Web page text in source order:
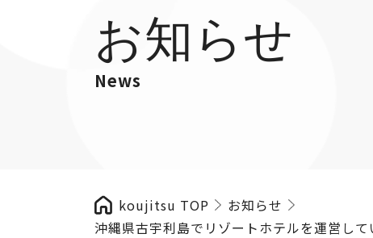
お知らせ
News
koujitsu TOP
お知らせ
沖縄県古宇利島でリゾートホテルを運営し